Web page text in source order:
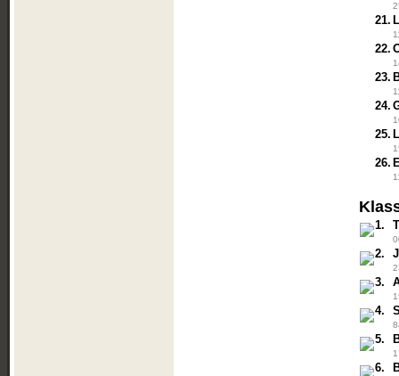
21.
22.
23.
24.
25.
26.
1.
2.
3.
4.
5.
6.